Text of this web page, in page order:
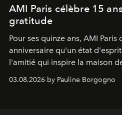
AMI Paris célèbre 15
gratitude
Pour ses quinze ans, AMI Paris
anniversaire qu'un état
l'amitié qui inspire la maison
03.08.2026 by Pauline Borgogno